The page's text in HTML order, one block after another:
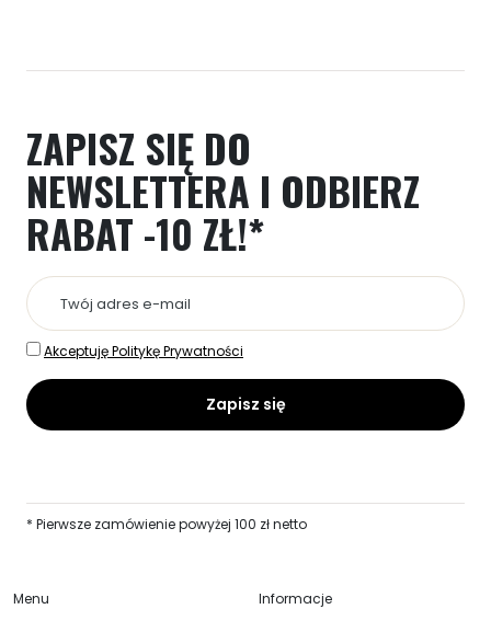
Opcje
na
stronie
produktu
ZAPISZ SIĘ DO
NEWSLETTERA I ODBIERZ
RABAT -10 ZŁ!*
Akceptuję Politykę Prywatności
* Pierwsze zamówienie powyżej 100 zł netto
Menu Informacje